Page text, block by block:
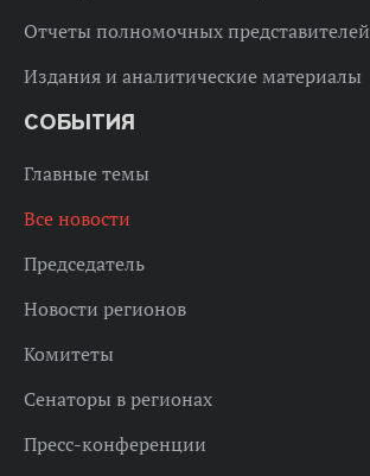
Отчеты полномочных представителей
Издания и аналитические материалы
СОБЫТИЯ
Главные темы
Все новости
Председатель
Новости регионов
Комитеты
Сенаторы в регионах
Пресс-конференции